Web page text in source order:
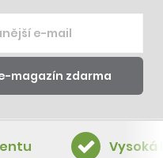
Vysoká